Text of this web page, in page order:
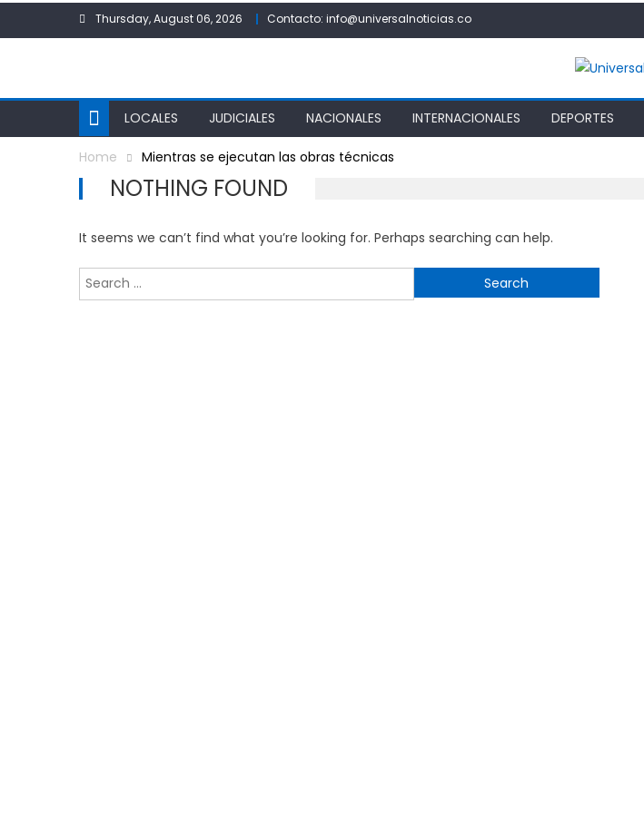
Thursday, August 06, 2026 Contacto: info@universalnoticias.co
LOCALES JUDICIALES NACIONALES INTERNACIONALES DEPORTES
Home Mientras se ejecutan las obras técnicas
NOTHING FOUND
It seems we can’t find what you’re looking for. Perhaps searching can help.
for: